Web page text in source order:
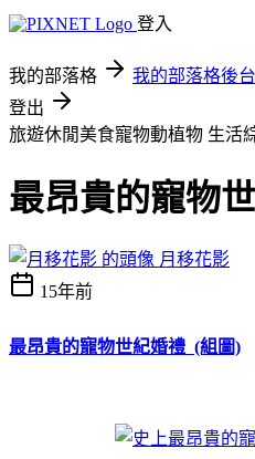
登入
我的部落格 我的部落格後台
登出
旅遊休閒美食寵物動植物 生活
最昂貴的寵物
月移花影
15年前
最昂貴的寵物世紀婚禮 (組圖)